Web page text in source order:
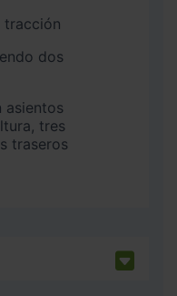
tracción
tres
traseros